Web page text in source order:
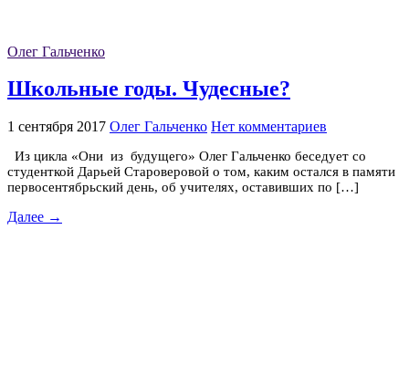
Олег Гальченко
Школьные годы. Чудесные?
1 сентября 2017 Олег Гальченко Нет комментариев
Из цикла «Они из будущего» Олег Гальченко беседует со
студенткой Дарьей Староверовой о том, каким остался в памяти
первосентябрьский день, об учителях, оставивших по […]
Далее →